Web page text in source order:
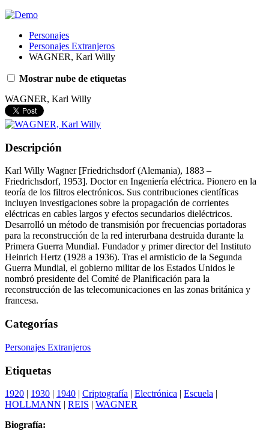
Personajes
Personajes Extranjeros
WAGNER, Karl Willy
Mostrar nube de etiquetas
WAGNER, Karl Willy
Descripción
Karl Willy Wagner [Friedrichsdorf (Alemania), 1883 –
Friedrichsdorf, 1953]. Doctor en Ingeniería eléctrica. Pionero en la
teoría de los filtros electrónicos. Sus contribuciones científicas
incluyen investigaciones sobre la propagación de corrientes
eléctricas en cables largos y efectos secundarios dieléctricos.
Desarrolló un método de transmisión por frecuencias portadoras
para la reconstrucción de la red interurbana destruida durante la
Primera Guerra Mundial. Fundador y primer director del Instituto
Heinrich Hertz (1928 a 1936). Tras el armisticio de la Segunda
Guerra Mundial, el gobierno militar de los Estados Unidos le
nombró presidente del Comité de Planificación para la
reconstrucción de las telecomunicaciones en las zonas británica y
francesa.
Categorías
Personajes Extranjeros
Etiquetas
1920 | 1930 | 1940 | Criptografía | Electrónica | Escuela |
HOLLMANN | REIS | WAGNER
Biografía: